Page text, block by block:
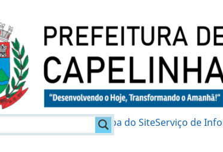
Mapa do SiteServiço de